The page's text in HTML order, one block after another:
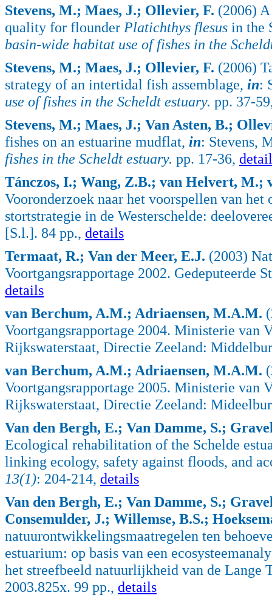
Stevens, M.; Maes, J.; Ollevier, F. (2006)
quality for flounder Platichthys flesus in the
basin-wide habitat use of fishes in the
Stevens, M.; Maes, J.; Ollevier, F. (2006)
strategy of an intertidal fish assemblage, in:
use of fishes in the Scheldt estuary. pp. 37-
Stevens, M.; Maes, J.; Van Asten, B.;
fishes on an estuarine mudflat, in: Stevens,
fishes in the Scheldt estuary. pp. 17-36,
Tánczos, I.; Wang, Z.B.; van Helvert,
Vooronderzoek naar het voorspellen van het
stortstrategie in de Westerschelde:
[S.l.]. 84 pp., details
Termaat, R.; Van der Meer, E.J. (2003)
Voortgangsrapportage 2002. Gedeputeerde
details
van Berchum, A.M.; Adriaensen, M.A.M.
Voortgangsrapportage 2004. Ministerie van
Rijkswaterstaat, Directie Zeeland:
van Berchum, A.M.; Adriaensen, M.A.M.
Voortgangsrapportage 2005. Ministerie van
Rijkswaterstaat, Directie Zeeland:
Van den Bergh, E.; Van Damme, S.;
Ecological rehabilitation of the Schelde
linking ecology, safety against floods, and
13(1): 204-214, details
Van den Bergh, E.; Van Damme, S.;
Consemulder, J.; Willemse, B.S.;
natuurontwikkelingsmaatregelen ten
estuarium: op basis van een
het streefbeeld natuurlijkheid van de Lange
2003.825x. 99 pp., details